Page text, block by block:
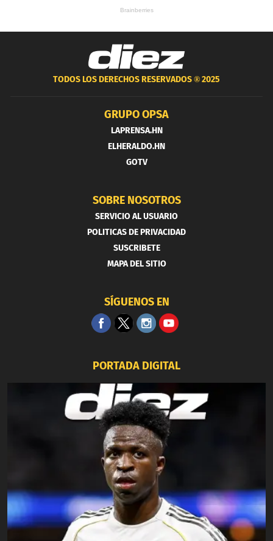
TODOS LOS DERECHOS RESERVADOS ®2025
GRUPO OPSA
LAPRENSA.HN
ELHERALDO.HN
GOTV
SOBRE NOSOTROS
SERVICIO AL USUARIO
POLITICAS DE PRIVACIDAD
SUSCRIBETE
MAPA DEL SITIO
SÍGUENOS EN
PORTADA DIGITAL